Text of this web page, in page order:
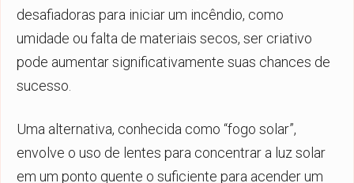
desafiadoras para iniciar um incêndio, como
umidade ou falta de materiais secos, ser criativo
pode aumentar significativamente suas chances de
sucesso.
Uma alternativa, conhecida como “fogo solar”,
envolve o uso de lentes para concentrar a luz solar
em um ponto quente o suficiente para acender um